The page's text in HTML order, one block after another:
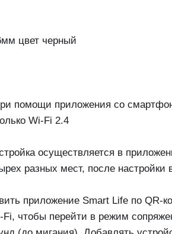
цвет черный
помощи приложения со
Wi-Fi 2.4
осуществляется в
разных мест, после
приложение Smart Life по QR-
чтобы перейти в режим